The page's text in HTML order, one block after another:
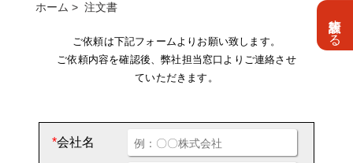
設計依頼する
ホーム 注文書
ご依頼は下記フォームよりお願い致します。
ご依頼内容を確認後、弊社担当窓口よりご連絡させ
ていただきます。
*会社名